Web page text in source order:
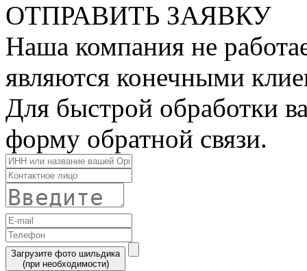
ОТПРАВИТЬ ЗАЯВКУ
Наша компания не
являются конечными
Для быстрой обработки
форму обратной связи.
Загрузите фото шильдика
(при необходимости)